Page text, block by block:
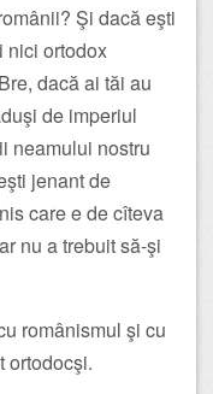
Şi dacă eşti
nici ortodox
dacă ai tăi au
de imperiul
neamului nostru
jenant de
care e de cîteva
nu a trebuit să-şi
românismul şi cu
ortodocşi.